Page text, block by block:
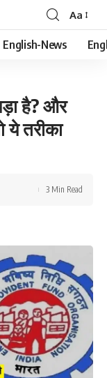
Font
Resizer
Aa
English-News
है? और
ये तरीका
3 Min Read